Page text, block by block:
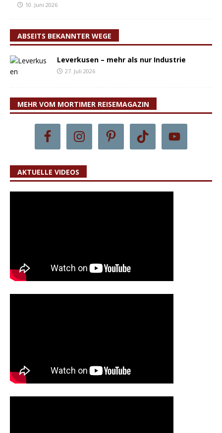
10. Juni 2026
ABSEITS BEKANNTER WEGE
Leverkusen – mehr als nur Industrie
27. Juli 2026
MEHR VOM MORTIMER REISEMAGAZIN
AKTUELLE VIDEOS